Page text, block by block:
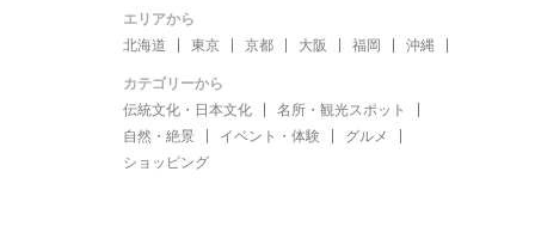
エリアから
北海道
東京 京都 大阪 福岡 沖縄
カテゴリーから
伝統文化・日本文化
名所・観光スポット
自然・絶景
イベント・体験
グルメ
ショッピング